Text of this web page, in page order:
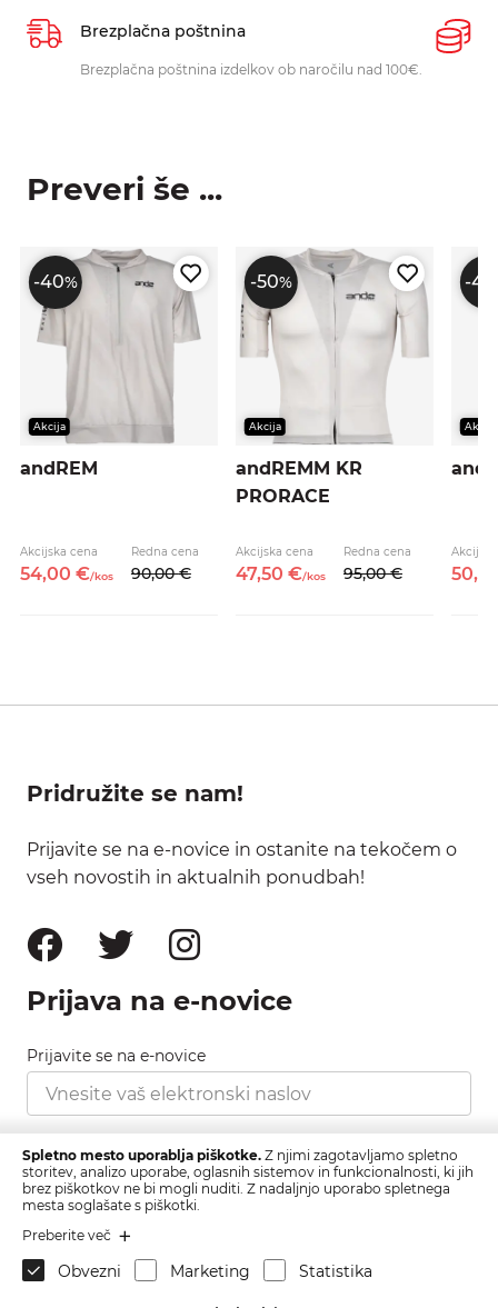
Brezplačna poštnina
Brezplačna poštnina izdelkov ob naročilu nad 100€.
Preveri še ...
-40%
Akcija
andREM
Akcijska cena
54,00 €/kos
Redna cena
90,00 €
-50%
Akcija
andREMM KR
PRORACE
Akcijska cena
47,50 €/kos
Redna cena
95,00 €
-40
Akcija
50,
Pridružite se nam!
Prijavite se na e-novice in ostanite na tekočem o
vseh novostih in aktualnih ponudbah!
Prijava na e-novice
Prijavite se na e-novice
Strinjam se s pravilnikom zasebnosti, ki ga najdete
tukaj.
Spletno mesto uporablja piškotke. Z njimi zagotavljamo spletno
storitev, analizo uporabe, oglasnih sistemov in funkcionalnosti, ki jih
brez piškotkov ne bi mogli nuditi. Z nadaljnjo uporabo spletnega
mesta soglašate s piškotki.
Preberite več
Obvezni Marketing Statistika